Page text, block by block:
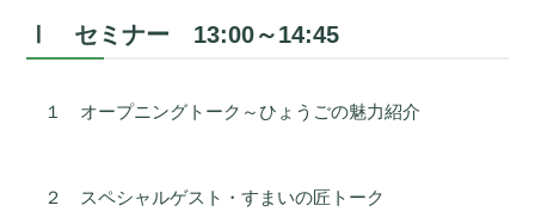
Ⅰ セミナー 13:00～14:45
１ オープニングトーク～ひょうごの魅力紹介
２ スペシャルゲスト・すまいの匠トーク